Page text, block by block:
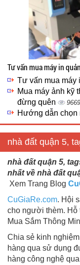
Tư vấn mua máy in
Tư vấn mua máy
Mua máy ảnh kỹ
đừng quên
9669
Hướng dẫn chọn
nhà đất quận 5,
nhà đất quận 5,
nhất về nhà đất
Xem Trang Blog
CuGiaRe.com. Hội
cho người thèm. Hỗ
Mua Sắm Thông
Chia sẻ kinh
hàng qua sử dụng
hàng công nghệ